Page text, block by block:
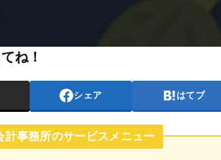
ね！
シェア はてブ
計事務所のサービスメニュー